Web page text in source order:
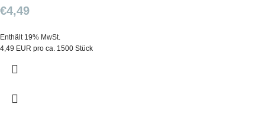
€4,49
Enthält 19% MwSt.
4,49 EUR pro ca. 1500 Stück